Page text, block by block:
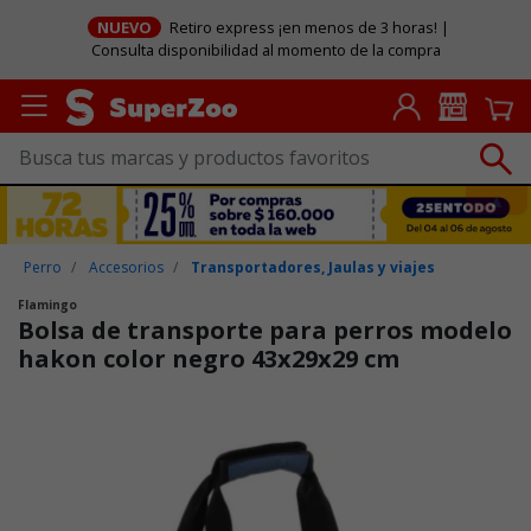
NUEVO
Retiro express ¡en menos de 3 horas! |
Consulta disponibilidad al momento de la compra
Perro Accesorios Transportadores, Jaulas y viajes
Flamingo
Bolsa de transporte para perros modelo
hakon color negro 43x29x29 cm